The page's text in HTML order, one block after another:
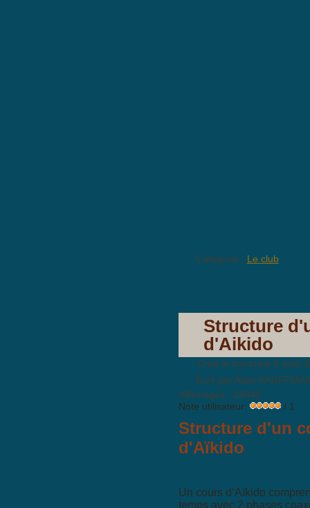
Catégorie : Le club
Structure
d'Aikido
Créé le mercredi 8 août
Écrit par Alain
Affichages : 24840
Note utilisateur:
/ 1
Structure d'un
d'Aïkido
Un cours d’Aïkido
temps avec 2 phases